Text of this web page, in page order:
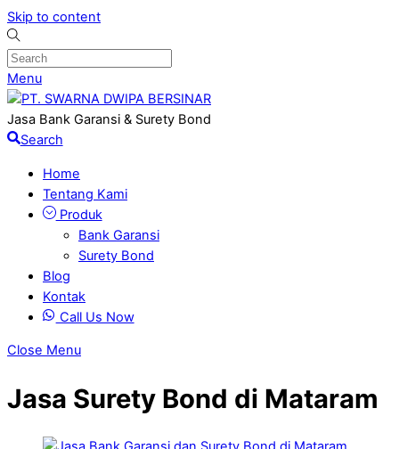
Skip to content
Menu
Jasa Bank Garansi & Surety Bond
Search
Home
Tentang Kami
Produk
Bank Garansi
Surety Bond
Blog
Kontak
Call Us Now
Close Menu
Jasa Surety Bond di Mataram